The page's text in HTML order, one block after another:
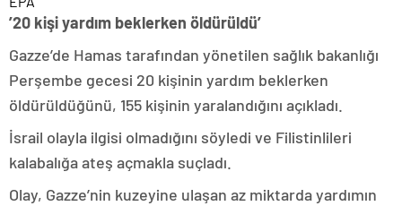
’20 kişi yardım beklerken öldürüldü’
Gazze’de Hamas tarafından yönetilen sağlık bakanlığı
Perşembe gecesi 20 kişinin yardım beklerken
öldürüldüğünü, 155 kişinin yaralandığını açıkladı.
İsrail olayla ilgisi olmadığını söyledi ve Filistinlileri
kalabalığa ateş açmakla suçladı.
Olay, Gazze’nin kuzeyine ulaşan az miktarda yardımın